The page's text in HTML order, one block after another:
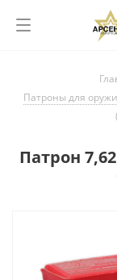
Патроны для
Патрон